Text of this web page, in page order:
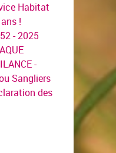
Habitat
!
- 2025
-
Sangliers
des